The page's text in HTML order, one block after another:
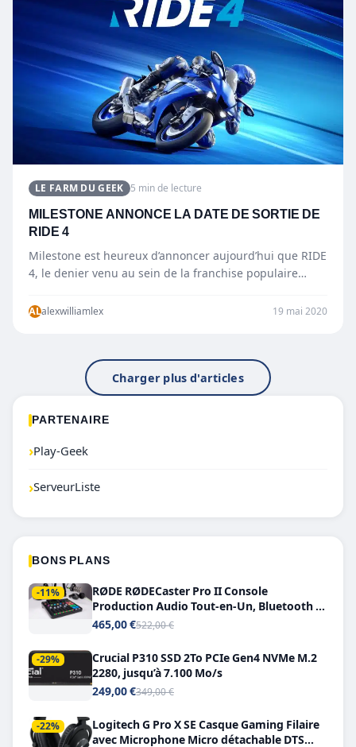
LE FARM DU GEEK 5 min de lecture
MILESTONE ANNONCE LA DATE DE SORTIE DE
RIDE 4
Milestone est heureux d’annoncer aujourd’hui que RIDE
4, le denier venu au sein de la franchise populaire
ALalexwilliamlex 19 mai 2020
Charger plus d'articles
PARTENAIRE
›Play-Geek
›ServeurListe
BONS PLANS
-11%
RØDE RØDECaster Pro II Console
Production Audio Tout-en-Un, Bluetooth et
Double USB-C
465,00 €522,00 €
-29%
Crucial P310 SSD 2To PCIe Gen4 NVMe M.2
2280, jusqu’à 7.100 Mo/s
249,00 €349,00 €
-22%
Logitech G Pro X SE Casque Gaming Filaire
avec Microphone Micro détachable DTS